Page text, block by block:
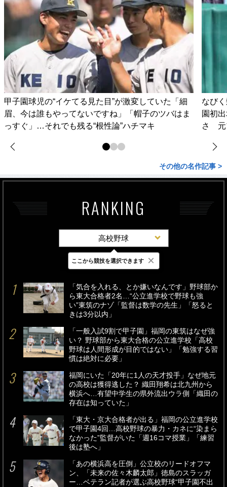
甲子園球児の“イケてる見た目”が激変していた「細
眉、今は誰もやってないですね」「帽子のツバはま
っすぐ」…それでも残る“根性論”ハチマキ
なび
園初
さ 元
その他の名作記事 >
RANKING
高校野球
最新 24時間 週間
「気合を入れる、とか嫌いなんです」野球部か
ら東大合格者2名…“公立進学校で野球も強
い”東筑のナゾ「監督は数学の先生」「怒ると
きは3分以内」
「一般入試9割で甲子園」福岡の東筑はなぜ強
い？ 野球部から東大合格の公立進学校「高校
野球は人間形成が目的ではない」「勉強する習
慣は絶対に必要」
福岡にいた「20年に1人の天才投手」なぜ地元
の高校は獲得逃した？ 織田翔希は北九州から
横浜へ…有望中学生の県外流出ウラ側「織田の
存在は知っていた」
「東大・京大合格者が出る」福岡の公立進学校
で甲子園4回…高校野球の暴力・カネに“染まら
なかった”監督がいた「週16コマ授業」「練習
後は塾へ」
「あの横浜高を圧倒」公立校のリードオフマ
ン、「未来の佐々木麟太郎」徳島のスラッガ
ー…ベテラン記者が選ぶ高校野球“甲子園不出
ここから競技を選択できます ×